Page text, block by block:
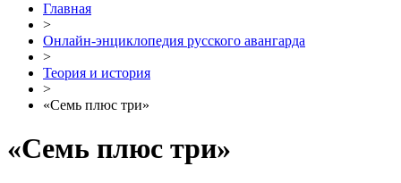
Главная
>
Онлайн-энциклопедия русского авангарда
>
Теория и история
>
«Семь плюс три»
«Семь плюс три»